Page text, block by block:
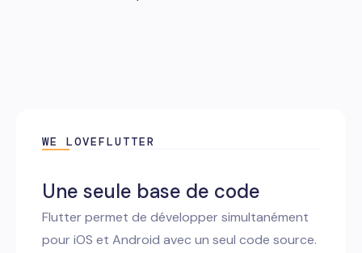
WE LOVEFLUTTER
Une seule base de code
Flutter permet de développer simultanément
pour iOS et Android avec un seul code source.